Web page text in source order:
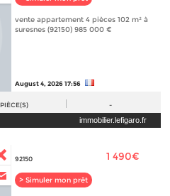
vente appartement 4 pièces 102 m² à
suresnes (92150) 985 000 €
August 4, 2026 17:56
PIÈCE(S) -
immobilier.lefigaro.fr
92150
> Simuler mon prêt
1 490€